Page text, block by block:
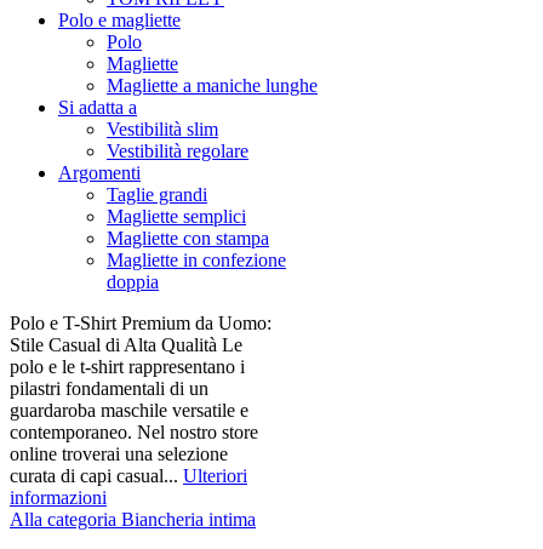
Polo e magliette
Polo
Magliette
Magliette a maniche lunghe
Si adatta a
Vestibilità slim
Vestibilità regolare
Argomenti
Taglie grandi
Magliette semplici
Magliette con stampa
Magliette in confezione
doppia
Polo e T-Shirt Premium da Uomo:
Stile Casual di Alta Qualità Le
polo e le t-shirt rappresentano i
pilastri fondamentali di un
guardaroba maschile versatile e
contemporaneo. Nel nostro store
online troverai una selezione
curata di capi casual... Ulteriori
informazioni
Alla categoria Biancheria intima